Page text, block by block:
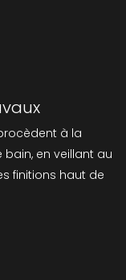
à la
en veillant au
finitions haut de